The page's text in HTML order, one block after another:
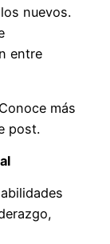
nuevos.
entre
más
post.